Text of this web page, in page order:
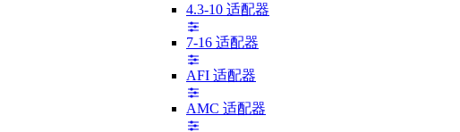
4.3-10 适配器
7-16 适配器
AFI 适配器
AMC 适配器